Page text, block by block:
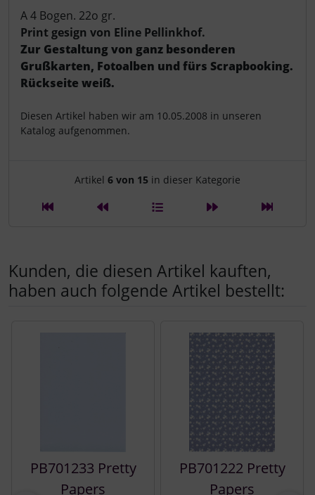
Produktbeschreibung
A 4 Bogen. 22o gr.
Print gesign von Eline Pellinkhof.
Zur Gestaltung von ganz besonderen
Grußkarten, Fotoalben und fürs Scrapbooking.
Rückseite weiß.
Diesen Artikel haben wir am 10.05.2008 in unseren
Katalog aufgenommen.
Artikelnavigation innerhalb
Artikel 6 von 15 in dieser Kategorie
Kunden, die diesen Artikel kauften,
haben auch folgende Artikel bestellt:
PB701233 Pretty
Papers
PB701222 Pretty
Papers